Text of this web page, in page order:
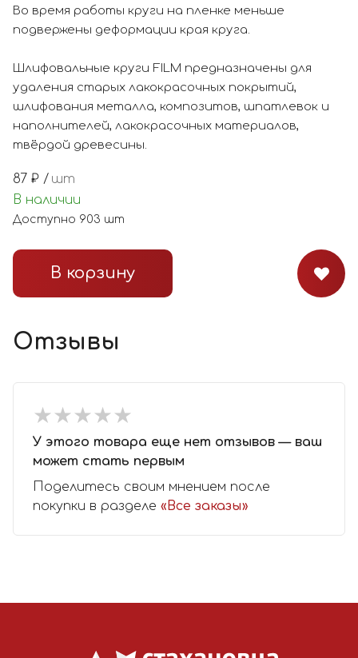
Во время работы круги на пленке меньше
подвержены деформации края круга.
Шлифовальные круги FILM предназначены для
удаления старых лакокрасочных покрытий,
шлифования металла, композитов, шпатлевок и
наполнителей, лакокрасочных материалов,
твёрдой древесины.
87 ₽ / шт
В наличии
Доступно 903 шт
В корзину
Отзывы
★★★★★
★★★★★
У этого товара еще нет отзывов — ваш
может стать первым
Поделитесь своим мнением после
покупки в разделе «Все заказы»